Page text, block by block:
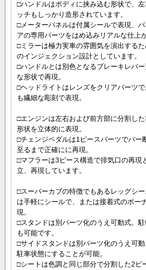
□ハンドルはボディに挟み込む形状で、
ッチもしっかり造形されています。
□メーターパネルは付属シールで表現、
アの専用パーツをはめ込みリアルな仕上
□ミラーは極力実車の雰囲気を演出する
のインジェクション設計としています。
□ハンドルとは別色となるブレーキレバ
な形状で再現。
□ヘッドライトはレンズをクリアパーツ
も繊細な彫刻で表現。
□エンジンは左右および前方部に分割し
形状を立体的に表現。
□チェンジペダルは1ピースパーツでバー
至るまで正確にに再現。
□マフラーは3ピース構造で排気口の再現
立、再現しています。
□スーパーカブの特徴でもあるレッグシ
は手軽にシールで、または接着式のボー
現。
□スタンドは別パーツ化のうえ可動式。
も可能です。
□サイドスタンドは別パーツ化のうえ可
駐車状態にすることが可能。
□シートは色調と同じ部分で分割した2ピ